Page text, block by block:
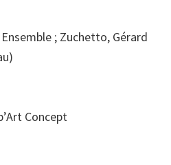
; Zuchetto, Gérard
Concept